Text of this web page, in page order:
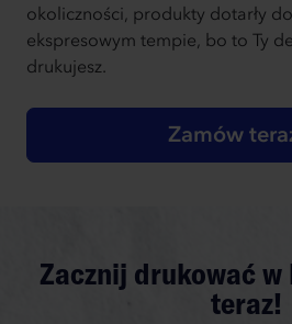
okoliczności, produkty dotarły
ekspresowym tempie, bo to Ty
drukujesz.
Zamów
Zacznij drukować
teraz!